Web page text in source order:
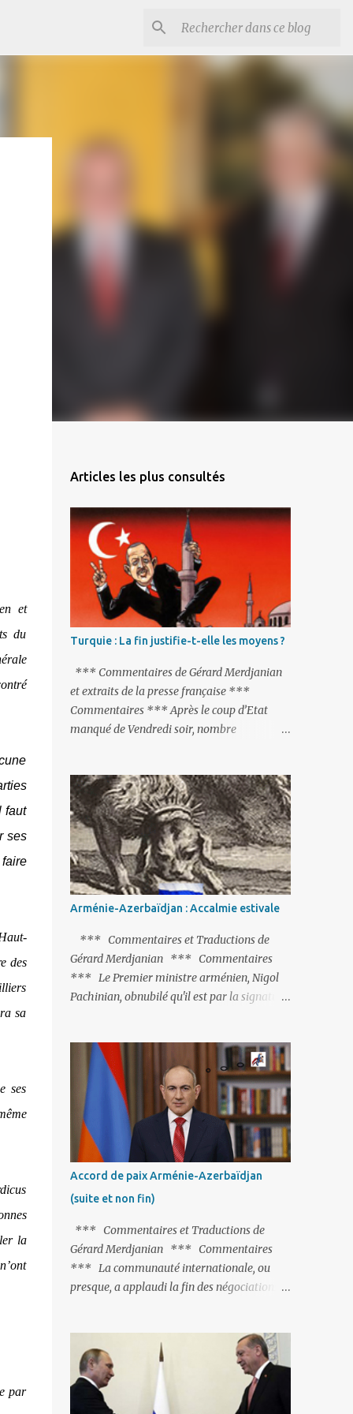
et
du
faut
ses
des
sa
ses
la
par
Articles les plus consultés
Turquie : La fin justifie-t-elle les moyens ?
*** Commentaires de Gérard Merdjanian
et extraits de la presse française ***
Commentaires *** Après le coup d’Etat
manqué de Vendredi soir, nombre
monde condamne le coup d’Etat mené par
une partie de l’armée et trouve normal que
les putschistes soient jugés. Mais là où le bât
blesse, c’est sur les actions menées par le
président Erdoğan, et pour certains sur la
réalisation du putsch lui-même.
Arménie-Azerbaïdjan : Accalmie estivale
*** Commentaires et Traductions de
Gérard Merdjanian *** Commentaires
*** Le Premier ministre arménien, Nigol
Pachinian, obnubilé qu'il est par la signature
fort avisé de lire les fables de Jean de La
Fontaine et plus particulièrement, « Le
Chien qui lâche sa proie pour l'ombre ».
C'est hélas fort peu probable ; l'Histoire ou la
Littérature ne sont pas ses points forts, pas
plus d'ailleurs que les négociations avec le
tandem turco-azéri. Faisant fi de tout ce qui
précède la chute de l'URSS, il est
exclusivement intéressé par ce qu'il nomme
« l'Arménie réelle ». Même les trois
présidents qu'ils l'ont précédés ne trouvent
pas grâce à ses yeux, les traitant de tous les
noms, avant de les traîner en justice. Et
arménienne, les...
Accord de paix Arménie-Azerbaïdjan
(suite et non fin)
*** Commentaires et Traductions de
Gérard Merdjanian *** Commentaires
*** La communauté internationale, ou
presque, a applaudi la fin des négociations
plus qu’à le finaliser. Oui, mais… Rappelons
que le projet d'accord de paix comprend 17
articles, dont 15 avaient déjà fait l'objet d'un
accord. Les deux points non résolus portaient